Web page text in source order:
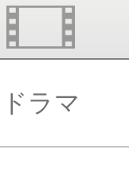
ドラマ